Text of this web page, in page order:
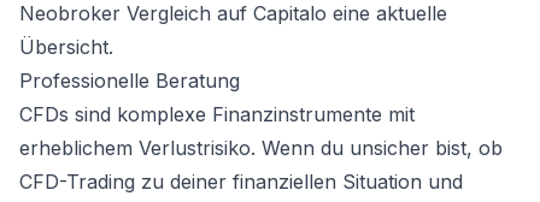
Neobroker Vergleich auf Capitalo eine aktuelle
Übersicht.
Professionelle Beratung
CFDs sind komplexe Finanzinstrumente mit
erheblichem Verlustrisiko. Wenn du unsicher bist, ob
CFD-Trading zu deiner finanziellen Situation und